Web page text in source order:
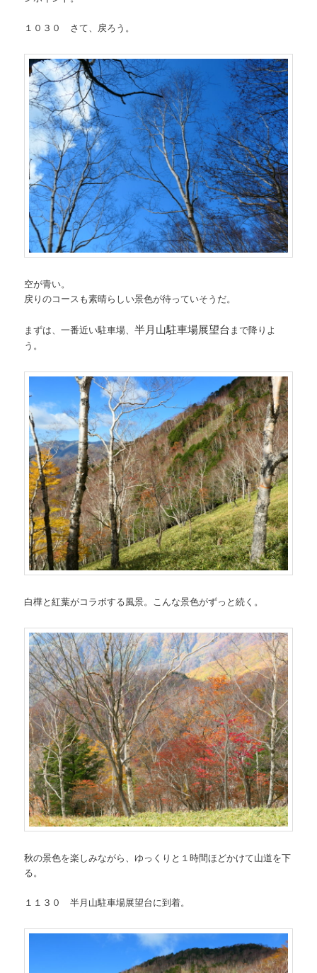
１０３０ さて、戻ろう。
空が青い。
戻りのコースも素晴らしい景色が待っていそうだ。
まずは、一番近い駐車場、半月山駐車場展望台まで降りよ
う。
白樺と紅葉がコラボする風景。こんな景色がずっと続く。
秋の景色を楽しみながら、ゆっくりと１時間ほどかけて山道を下
る。
１１３０ 半月山駐車場展望台に到着。